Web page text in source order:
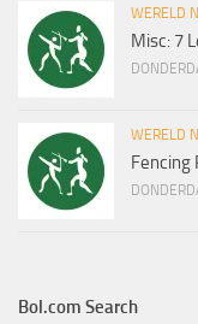
WERELD
Misc: 7
WERELD
Fencing
Bol.com Search